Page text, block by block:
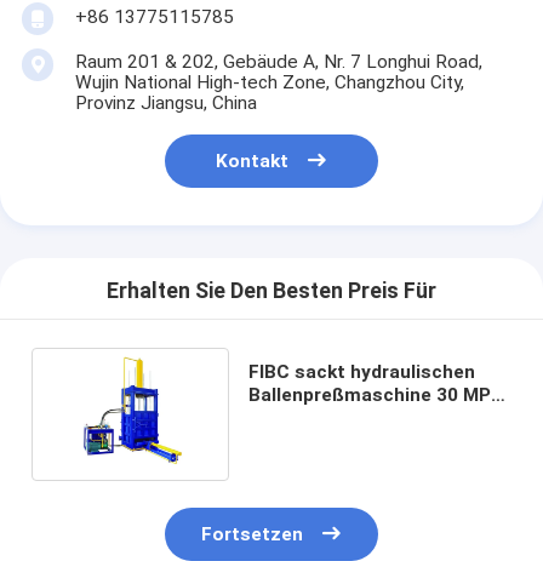
+86 13775115785
Raum 201 & 202, Gebäude A, Nr. 7 Longhui Road,
Wujin National High-tech Zone, Changzhou City,
Provinz Jiangsu, China
Kontakt
Erhalten Sie Den Besten Preis Für
FIBC sackt hydraulischen
Ballenpreßmaschine 30 MPa
Fortsetzen